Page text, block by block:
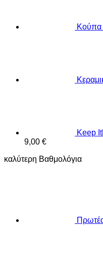
Κούπα
Keep
9,00 €
καλύτερη Βαθμολόγια